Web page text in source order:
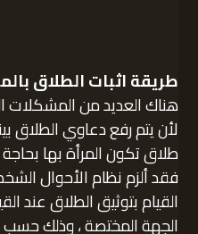
طريقة اثبات الطلاق
هناك العديد من المشكلات
لأن يتم رفع دعاوي الطلاق
طلاق تكون المرأة بها
فقد ألزم نظام الأحوال
القيام بتوثيق الطلاق عند